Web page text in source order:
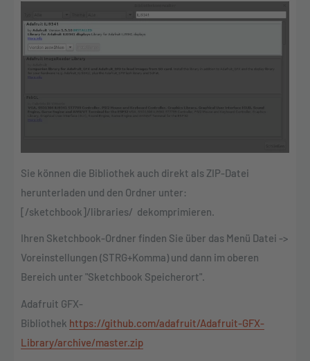
Sie können die Bibliothek auch direkt als ZIP-Datei
herunterladen und den Ordner unter:
[/sketchbook]/libraries/ dekomprimieren.
Ihren Sketchbook-Ordner finden Sie über das Menü Datei ->
Voreinstellungen (STRG+Komma) und dann im oberen
Bereich unter "Sketchbook Speicherort".
Adafruit GFX-
Bibliothek https://github.com/adafruit/Adafruit-GFX-
Library/archive/master.zip